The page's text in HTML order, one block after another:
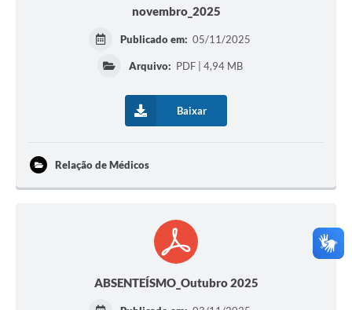
novembro_2025
Publicado em: 05/11/2025
Arquivo: PDF | 4,94 MB
Baixar
Relação de Médicos
ABSENTEÍSMO_Outubro 2025